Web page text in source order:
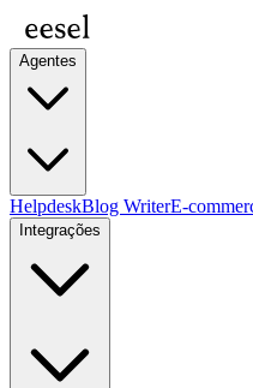
Agentes
HelpdeskBlog WriterE-
Integrações